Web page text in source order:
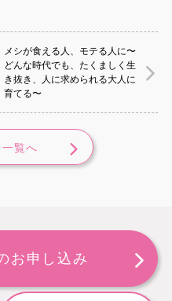
メシが食える人、モテる人に〜
どんな時代でも、たくましく生
き抜き、人に求められる大人に
育てる〜
覧へ
お申し込み